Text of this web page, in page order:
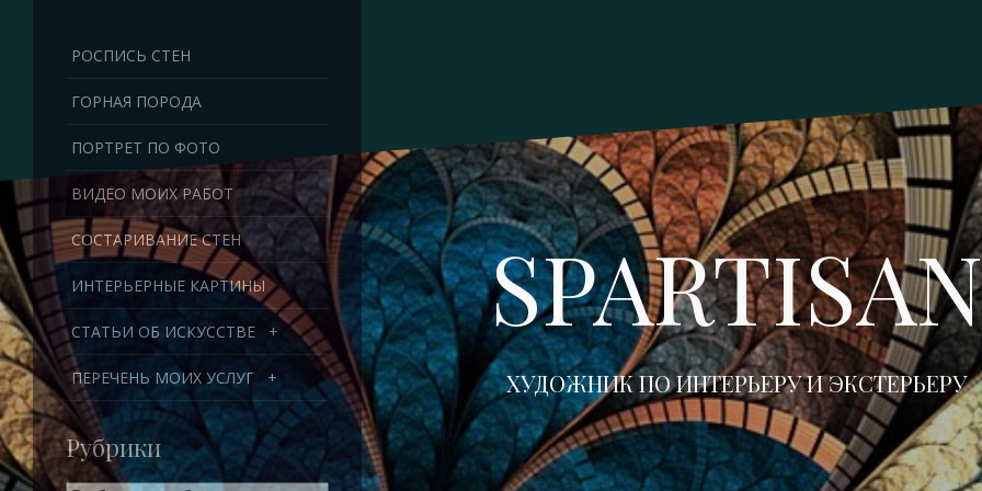
содержимому
SPARTISAN
ХУДОЖНИК ПО ИНТЕРЬЕРУ И ЭКСТЕРЬЕРУ
РОСПИСЬ СТЕН
ГОРНАЯ ПОРОДА
ПОРТРЕТ ПО ФОТО
ВИДЕО МОИХ РАБОТ
СОСТАРИВАНИЕ СТЕН
ИНТЕРЬЕРНЫЕ КАРТИНЫ
СТАТЬИ ОБ ИСКУССТВЕ +
ПЕРЕЧЕНЬ МОИХ УСЛУГ +
Рубрики